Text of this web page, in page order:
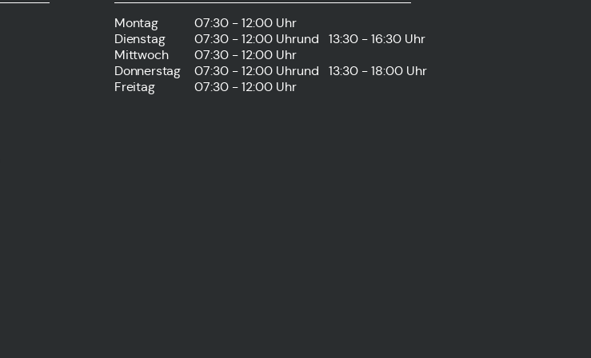
Montag
07:30 - 12:00 Uhr
Dienstag
07:30 - 12:00 Uhrund
13:30 - 16:30 Uhr
Mittwoch
07:30 - 12:00 Uhr
Donnerstag
07:30 - 12:00 Uhrund
13:30 - 18:00 Uhr
Freitag
07:30 - 12:00 Uhr